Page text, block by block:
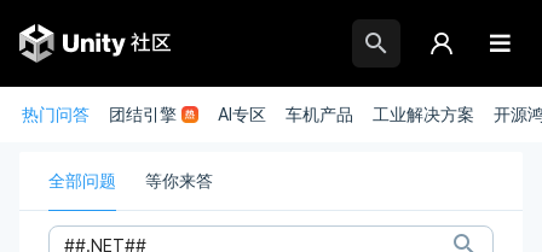
热门问答 团结引擎 AI专区 车机产品 工业解决方案 开源
全部问题 等你来答